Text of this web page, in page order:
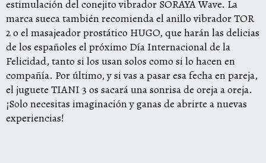
estimulación del conejito vibrador SORAYA Wave. La
marca sueca también recomienda el anillo vibradorTOR
2o el masajeador prostático HUGO, que harán las delicias
de los españoles el próximo Día Internacional de la
Felicidad, tanto si los usan solos como si lo hacen en
compañía. Por último, y si vas a pasar esa fecha en pareja,
el juguete TIANI 3 os sacará una sonrisa de oreja a oreja.
¡Solo necesitas imaginación y ganas de abrirte a nuevas
experiencias!